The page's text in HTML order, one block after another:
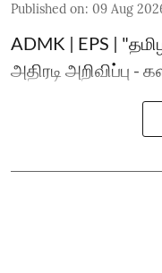
Published on: 09 Aug
ADMK | EPS |
அதிரடி அறிவிப்பு